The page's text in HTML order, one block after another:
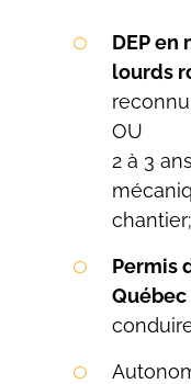
DEP en
lourds
OU
2 à 3
chantier;
Permis
Québec